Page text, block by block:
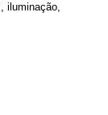
iluminação,